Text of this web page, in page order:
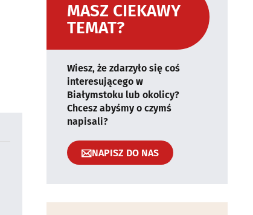
MASZ CIEKAWY
TEMAT?
Wiesz, że zdarzyło się coś
interesującego w
Białymstoku lub okolicy?
Chcesz abyśmy o czymś
napisali?
NAPISZ DO NAS